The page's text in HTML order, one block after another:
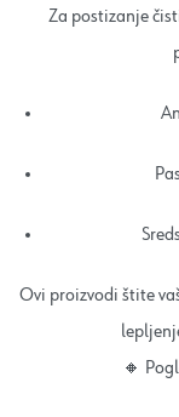
Za postizanje
Ovi proizvodi štite
🔸